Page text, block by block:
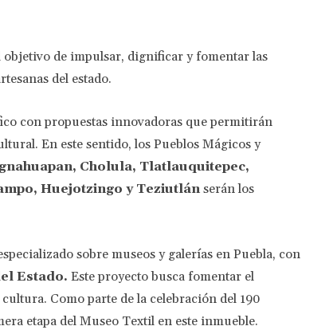
objetivo de impulsar, dignificar y fomentar las
del estado.
con propuestas innovadoras que permitirán
En este sentido, los Pueblos Mágicos y
Cholula, Tlatlauquitepec,
Huejotzingo y Teziutlán serán los
sobre museos y galerías en Puebla, con
Estado. Este proyecto busca fomentar el
Como parte de la celebración del 190
etapa del Museo Textil en este inmueble.